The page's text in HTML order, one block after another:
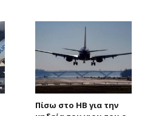
Πίσω στο ΗΒ για την